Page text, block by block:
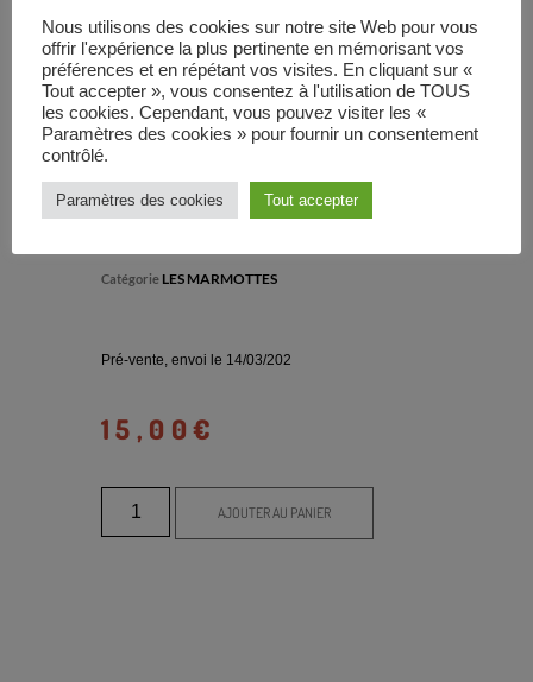
LES
MARMOTTES –
DANS L’AMOUR
JUSQU’AU COU –
CD
Catégorie LES MARMOTTES
Pré-vente, envoi le 14/03/202
15,00 €
AJOUTER AU PANIER
Nous utilisons des cookies sur notre site Web pour vous
offrir l'expérience la plus pertinente en mémorisant vos
préférences et en répétant vos visites. En cliquant sur «
Tout accepter », vous consentez à l'utilisation de TOUS
les cookies. Cependant, vous pouvez visiter les «
Paramètres des cookies » pour fournir un consentement
contrôlé.
Paramètres des cookies Tout accepter